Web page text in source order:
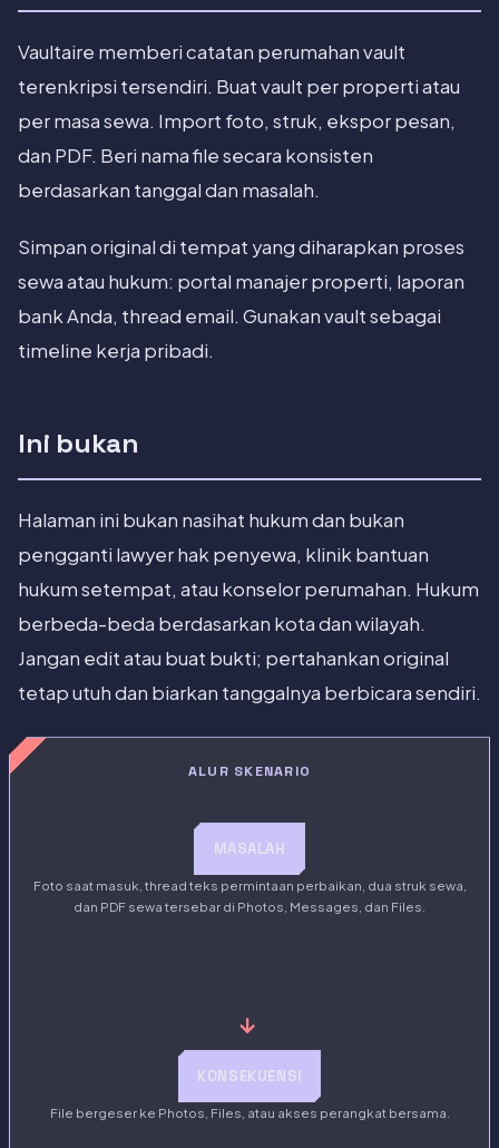
Vaultaire memberi catatan perumahan vault
terenkripsi tersendiri. Buat vault per properti atau
per masa sewa. Import foto, struk, ekspor pesan,
dan PDF. Beri nama file secara konsisten
berdasarkan tanggal dan masalah.
Simpan original di tempat yang diharapkan proses
sewa atau hukum: portal manajer properti, laporan
bank Anda, thread email. Gunakan vault sebagai
timeline kerja pribadi.
Ini bukan
Halaman ini bukan nasihat hukum dan bukan
pengganti lawyer hak penyewa, klinik bantuan
hukum setempat, atau konselor perumahan. Hukum
berbeda-beda berdasarkan kota dan wilayah.
Jangan edit atau buat bukti; pertahankan original
tetap utuh dan biarkan tanggalnya berbicara sendiri.
ALUR SKENARIO
MASALAH
Foto saat masuk, thread teks permintaan perbaikan, dua struk sewa,
dan PDF sewa tersebar di Photos, Messages, dan Files.
→
KONSEKUENSI
File bergeser ke Photos, Files, atau akses perangkat bersama.